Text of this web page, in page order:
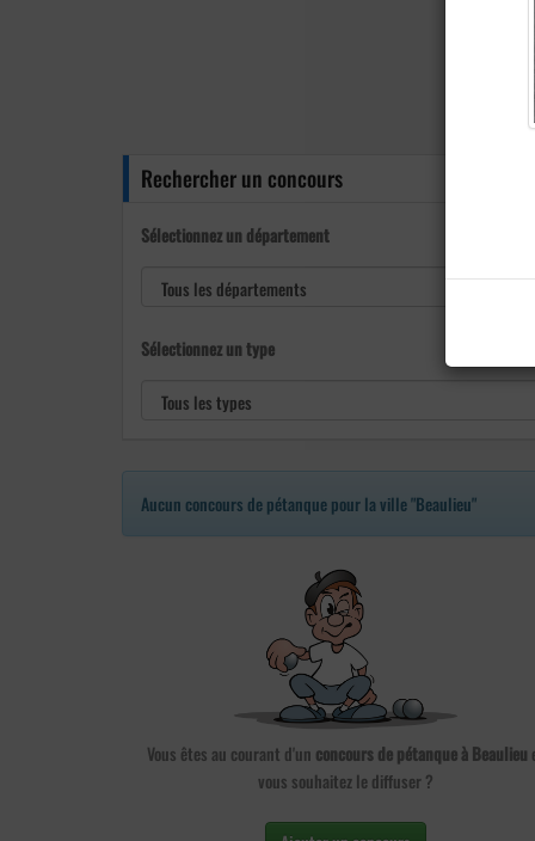
Rechercher un concours
Sélectionnez un département
Sélectionnez un type
Aucun concours de pétanque pour la ville "Beaulieu"
Vous êtes au courant d'un concours de pétanque à Beaulieu
vous souhaitez le diffuser ?